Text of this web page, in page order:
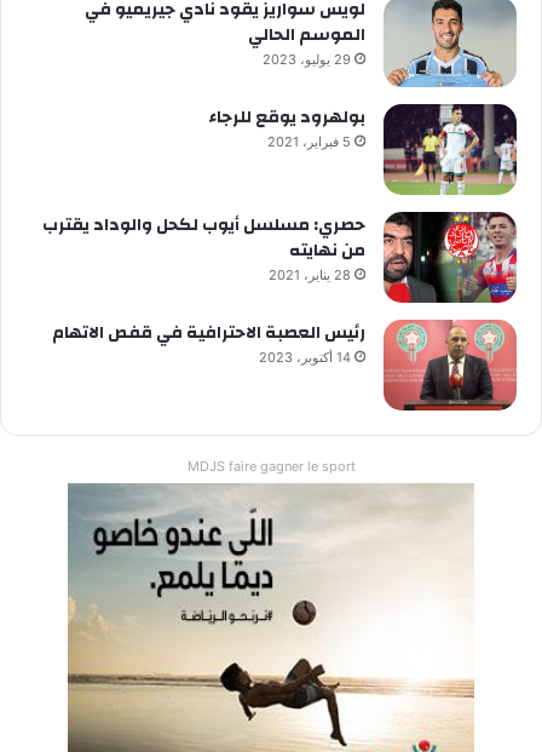
لويس سواريز يقود نادي جيريميو في
الموسم الحالي
29 يوليو، 2023
بولهرود يوقع للرجاء
5 فبراير، 2021
حصري: مسلسل أيوب لكحل والوداد يقترب
من نهايته
28 يناير، 2021
رئيس العصبة الاحترافية في قفص الاتهام
14 أكتوبر، 2023
MDJS faire gagner le sport